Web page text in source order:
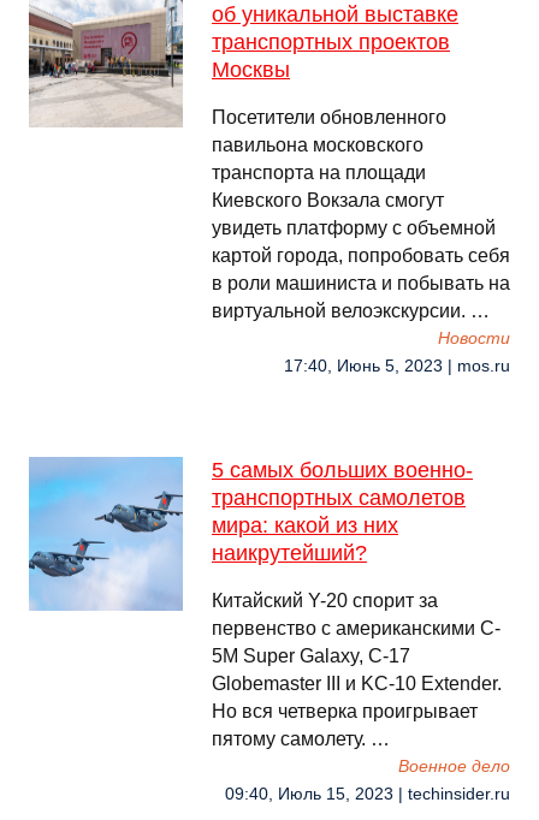
об уникальной выставке
транспортных проектов
Москвы
Посетители обновленного
павильона московского
транспорта на площади
Киевского Вокзала смогут
увидеть платформу с объемной
картой города, попробовать себя
в роли машиниста и побывать на
виртуальной велоэкскурсии. …
Новости
17:40, Июнь 5, 2023 | mos.ru
5 самых больших военно-
транспортных самолетов
мира: какой из них
наикрутейший?
Китайский Y-20 спорит за
первенство с американскими C-
5M Super Galaxy, C-17
Globemaster III и KC-10 Extender.
Но вся четверка проигрывает
пятому самолету. …
Военное дело
09:40, Июль 15, 2023 | techinsider.ru